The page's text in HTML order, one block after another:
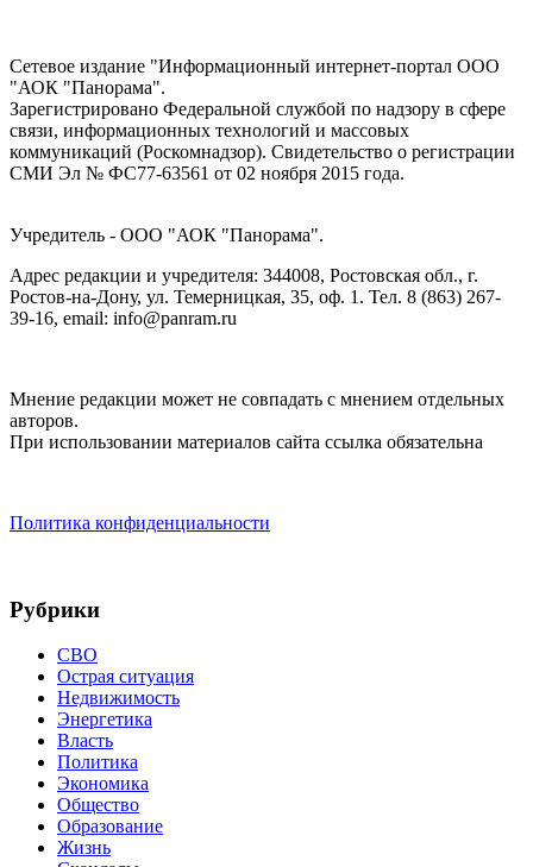
Сетевое издание "Информационный интернет-портал ООО
"АОК "Панорама".
Зарегистрировано Федеральной службой по надзору в сфере
связи, информационных технологий и массовых
коммуникаций (Роскомнадзор). Cвидетельство о регистрации
СМИ Эл № ФС77-63561 от 02 ноября 2015 года.
Учредитель - ООО "АОК "Панорама".
Адрес редакции и учредителя: 344008, Ростовская обл., г.
Ростов-на-Дону, ул. Темерницкая, 35, оф. 1. Тел. 8 (863) 267-
39-16, email: info@panram.ru
Мнение редакции может не совпадать с мнением отдельных
авторов.
При использовании материалов сайта ссылка обязательна
Политика конфиденциальности
Рубрики
СВО
Острая ситуация
Недвижимость
Энергетика
Власть
Политика
Экономика
Общество
Образование
Жизнь